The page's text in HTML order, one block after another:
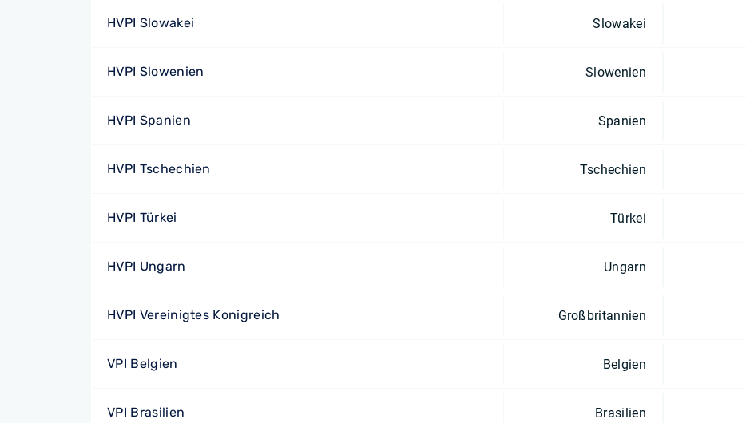
HVPI Slowakei Slowakei
HVPI Slowenien Slowenien
HVPI Spanien Spanien
HVPI Tschechien Tschechien
HVPI Türkei Türkei
HVPI Ungarn Ungarn
HVPI Vereinigtes Konigreich Großbritannien
VPI Belgien Belgien
VPI Brasilien Brasilien